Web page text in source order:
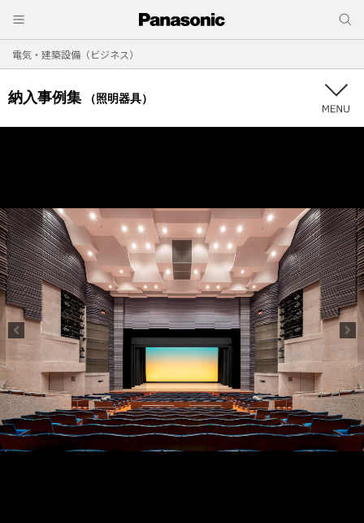
電気・建築設備（ビジネス）
納入事例集 （照明器具）